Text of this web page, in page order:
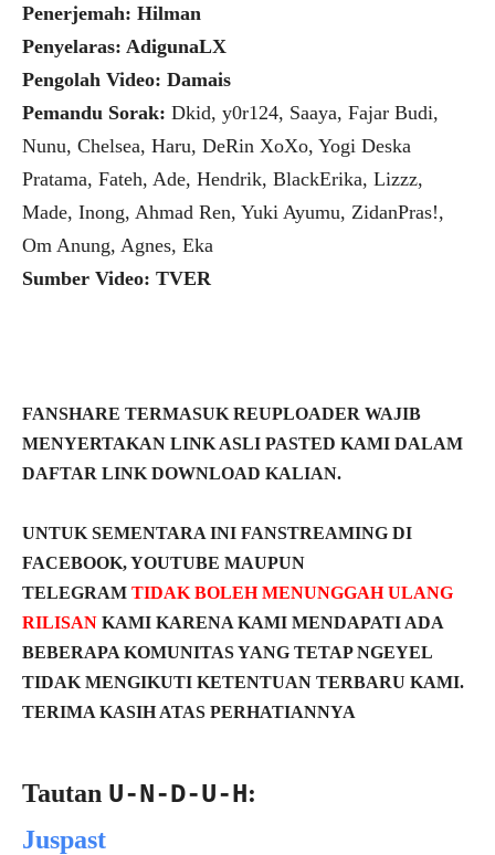
Penerjemah: Hilman
Penyelaras: AdigunaLX
Pengolah Video: Damais
Pemandu Sorak: Dkid, y0r124, Saaya, Fajar Budi,
Nunu, Chelsea, Haru, DeRin XoXo, Yogi Deska
Pratama, Fateh, Ade, Hendrik, BlackErika, Lizzz,
Made, Inong, Ahmad Ren, Yuki Ayumu, ZidanPras!,
Om Anung, Agnes, Eka
Sumber Video: TVER
FANSHARE TERMASUK REUPLOADER WAJIB
MENYERTAKAN LINK ASLI PASTED KAMI DALAM
DAFTAR LINK DOWNLOAD KALIAN.
UNTUK SEMENTARA INI FANSTREAMING DI
FACEBOOK, YOUTUBE MAUPUN
TELEGRAM TIDAK BOLEH MENUNGGAH ULANG
RILISAN KAMI KARENA KAMI MENDAPATI ADA
BEBERAPA KOMUNITAS YANG TETAP NGEYEL
TIDAK MENGIKUTI KETENTUAN TERBARU KAMI.
TERIMA KASIH ATAS PERHATIANNYA
Tautan U-N-D-U-H:
Juspast